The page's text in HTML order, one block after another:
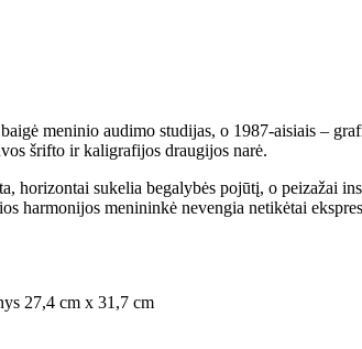
meninio audimo studijas, o 1987-aisiais –
šrifto ir kaligrafijos draugijos narė.
horizontai sukelia begalybės pojūtį, o peizažai
harmonijos menininkė nevengia netikėtai
27,4 cm x 31,7 cm